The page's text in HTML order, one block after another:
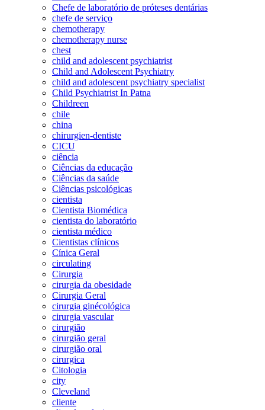
Chefe de laboratório de próteses dentárias
chefe de serviço
chemotherapy
chemotherapy nurse
chest
child and adolescent psychiatrist
Child and Adolescent Psychiatry
child and adolescent psychiatry specialist
Child Psychiatrist In Patna
Childreen
chile
china
chirurgien-dentiste
CICU
ciência
Ciências da educação
Ciências da saúde
Ciências psicológicas
cientista
Cientista Biomédica
cientista do laboratório
cientista médico
Cientistas clínicos
Cínica Geral
circulating
Cirurgia
cirurgia da obesidade
Cirurgia Geral
cirurgia ginécológica
cirurgia vascular
cirurgião
cirurgião geral
cirurgião oral
cirurgica
Citologia
city
Cleveland
cliente